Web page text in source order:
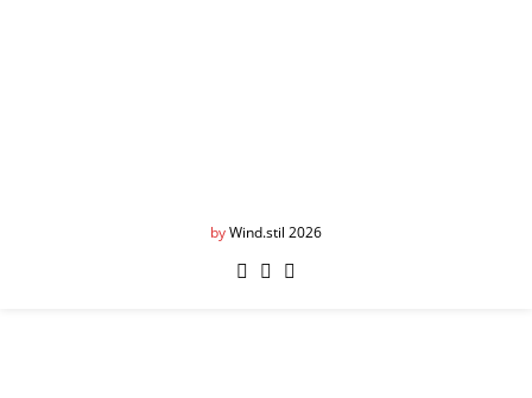
byWind.stil 2026